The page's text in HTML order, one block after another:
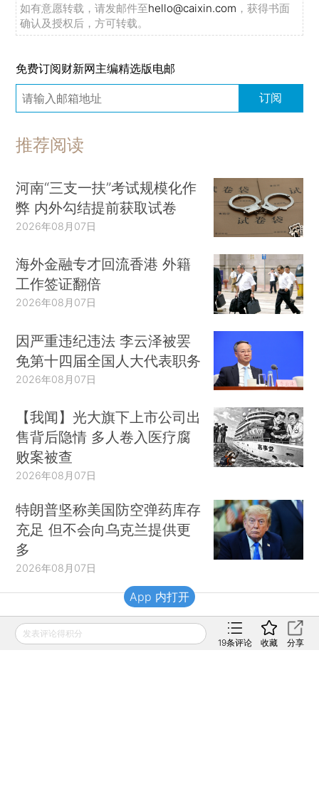
如有意愿转载，请发邮件至hello@caixin.com ，获得书面
确认及授权后，方可转载。
免费订阅财新网主编精选版电邮
订阅
推荐阅读
河南“三支一扶”考试规模化作
弊 内外勾结提前获取试卷
2026年08月07日
海外金融专才回流香港 外籍
工作签证翻倍
2026年08月07日
因严重违纪违法 李云泽被罢
免第十四届全国人大代表职务
2026年08月07日
【我闻】光大旗下上市公司出
售背后隐情 多人卷入医疗腐
败案被查
2026年08月07日
特朗普坚称美国防空弹药库存
充足 但不会向乌克兰提供更
多
2026年08月07日
财新移动
发表评论得积分
19条评论 收藏 分享
App 内打开